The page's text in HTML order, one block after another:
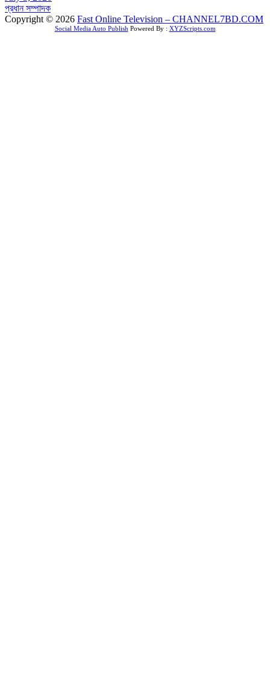
প্রধান সম্পাদক
Copyright © 2026 Fast Online Television – CHANNEL7BD.COM
Social Media Auto Publish Powered By : XYZScripts.com